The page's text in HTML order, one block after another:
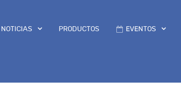
NOTICIAS PRODUCTOS EVENTOS